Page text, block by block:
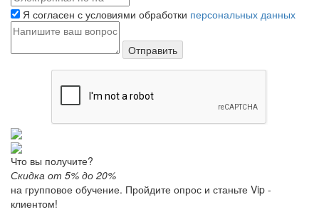
Я согласен с условиями обработки персональных данных
Отправить
Что вы получите?
Скидка от 5% до 20%
на групповое обучение. Пройдите опрос и станьте Vip -
клиентом!